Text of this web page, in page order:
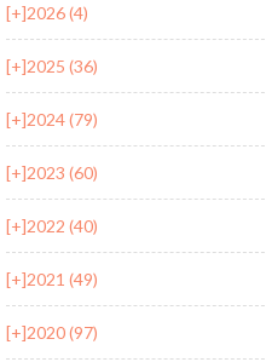
[+]2026 (4)
[+]2025 (36)
[+]2024 (79)
[+]2023 (60)
[+]2022 (40)
[+]2021 (49)
[+]2020 (97)